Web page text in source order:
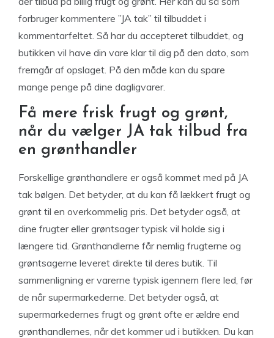
forbruger kommentere ”JA tak” til tilbuddet i
kommentarfeltet. Så har du accepteret tilbuddet, og
butikken vil have din vare klar til dig på den dato, som
fremgår af opslaget. På den måde kan du spare
mange penge på dine dagligvarer.
Få mere frisk frugt og grønt,
når du vælger JA tak tilbud fra
en grønthandler
Forskellige grønthandlere er også kommet med på JA
tak bølgen. Det betyder, at du kan få lækkert frugt og
grønt til en overkommelig pris. Det betyder også, at
dine frugter eller grøntsager typisk vil holde sig i
længere tid. Grønthandlerne får nemlig frugterne og
grøntsagerne leveret direkte til deres butik. Til
sammenligning er varerne typisk igennem flere led, før
de når supermarkederne. Det betyder også, at
supermarkedernes frugt og grønt ofte er ældre end
grønthandlernes, når det kommer ud i butikken. Du kan